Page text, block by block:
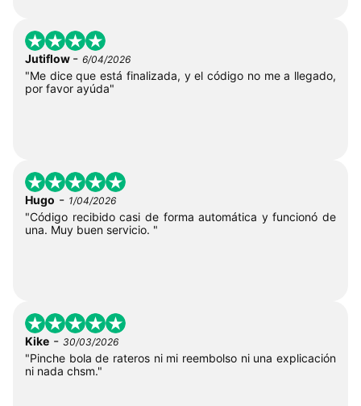
Jutiflow - 6/04/2026
"Me dice que está finalizada, y el código no me a llegado,
por favor ayúda"
Hugo - 1/04/2026
"Código recibido casi de forma automática y funcionó de
una. Muy buen servicio. "
Kike - 30/03/2026
"Pinche bola de rateros ni mi reembolso ni una explicación
ni nada chsm."